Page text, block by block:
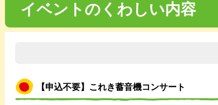
イベントのくわしい内容
【申込不要】これき蓄音機コンサート